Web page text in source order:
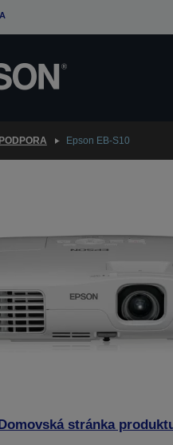
PODPORA Epson EB-S10
Domovská stránka